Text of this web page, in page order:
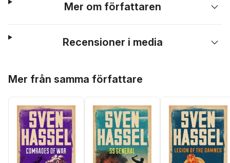
Mer om författaren
Recensioner i media
Mer från samma författare